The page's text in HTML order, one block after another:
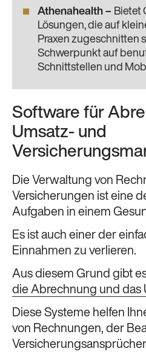
Athenahealth – Bietet
Lösungen, die auf
Praxen zugeschnitten
Schwerpunkt auf
Schnittstellen und
Software für
Umsatz- und
Die Verwaltung von
Versicherungen ist eine
Aufgaben in einem
Es ist auch einer der
Einnahmen zu verlieren.
Aus diesem Grund gibt
die Abrechnung und das
Diese Systeme helfen
von Rechnungen, der